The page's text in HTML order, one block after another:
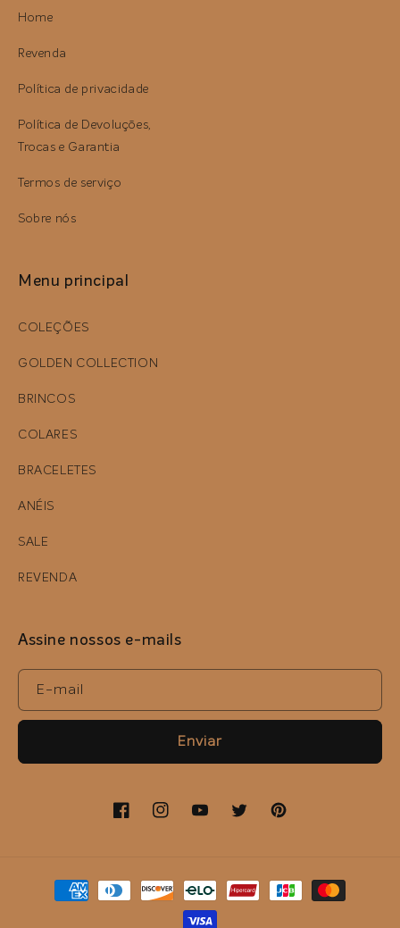
Home
Revenda
Política de privacidade
Política de Devoluções,
Trocas e Garantia
Termos de serviço
Sobre nós
Menu principal
COLEÇÕES
GOLDEN COLLECTION
BRINCOS
COLARES
BRACELETES
ANÉIS
SALE
REVENDA
Assine nossos e-mails
E-mail
Enviar
FacebookInstagramYouTubeTwitter Pinterest
Formas